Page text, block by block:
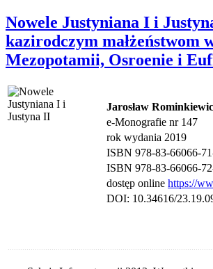
Nowele Justyniana I i
kazirodczym małżeństwom
Mezopotamii, Osroenie i
Jarosław
e-Monografie nr 147
rok wydania 2019
ISBN 978-83-66066-
ISBN 978-83-66066-
dostęp online https://
DOI: 10.34616/